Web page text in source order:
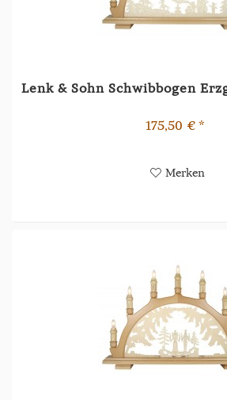
Lenk & Sohn Schwibbogen
175,50 € *
Merken